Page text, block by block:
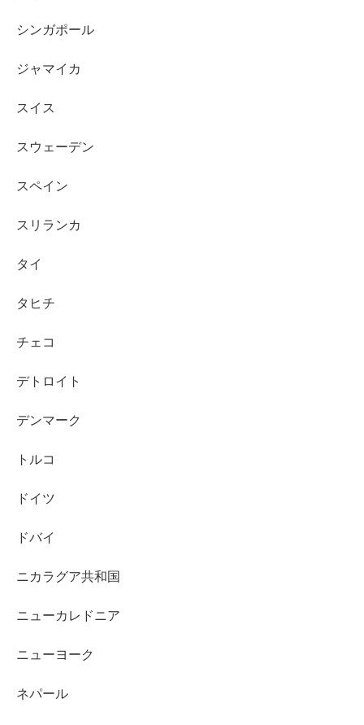
シンガポール
ジャマイカ
スイス
スウェーデン
スペイン
スリランカ
タイ
タヒチ
チェコ
デトロイト
デンマーク
トルコ
ドイツ
ドバイ
ニカラグア共和国
ニューカレドニア
ニューヨーク
ネパール